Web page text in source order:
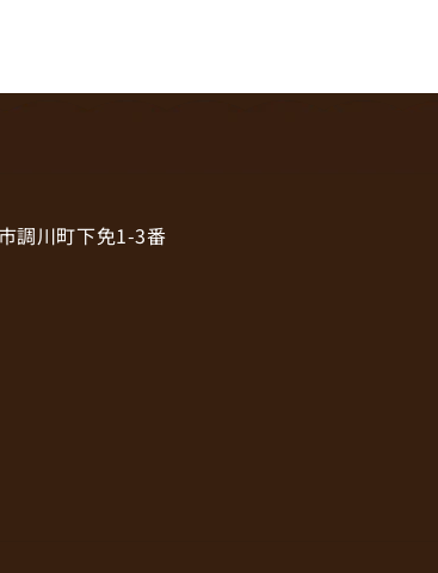
調川町下免1-3番